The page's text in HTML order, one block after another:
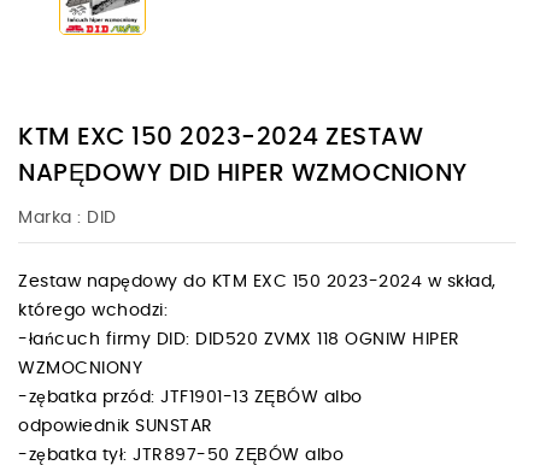
KTM EXC 150 2023-2024 ZESTAW
NAPĘDOWY DID HIPER WZMOCNIONY
Marka : DID
Zestaw napędowy do KTM EXC 150 2023-2024 w skład,
którego wchodzi:
-łańcuch firmy DID: DID520 ZVMX 118 OGNIW HIPER
WZMOCNIONY
-zębatka przód: JTF1901-13 ZĘBÓW albo
odpowiednik SUNSTAR
-zębatka tył: JTR897-50 ZĘBÓW albo